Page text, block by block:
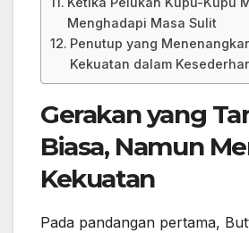
Menghadapi Masa Sulit
Penutup yang
Kekuatan dalam
Gerakan yang
Biasa, Namun
Kekuatan
Pada pandangan pertama,